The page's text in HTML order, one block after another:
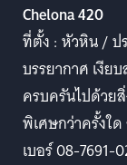
Chelona 420
ที่ตั้ง : หัวหิน / ป
บรรยากาศ เงี
ครบครันไปด้วย
พิเศษกว่าครั้งใ
เบอร์ 08-7691-